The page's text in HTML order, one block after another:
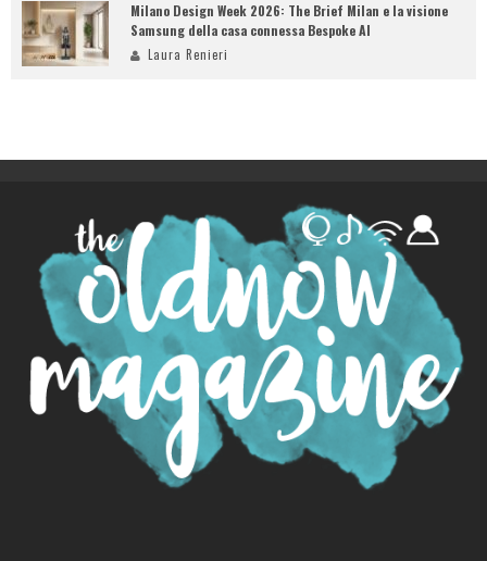
Milano Design Week 2026: The Brief Milan e la visione
Samsung della casa connessa Bespoke AI
Laura Renieri